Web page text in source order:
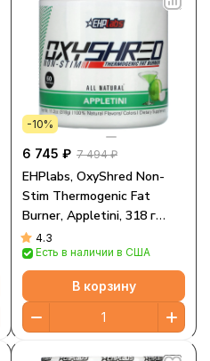
-10%
6 745 ₽ 7 494 ₽
EHPlabs, OxyShred Non-
Stim Thermogenic Fat
Burner, Appletini, 318 г
(11,2 унции)
4.3
Есть в наличии в США
В корзину